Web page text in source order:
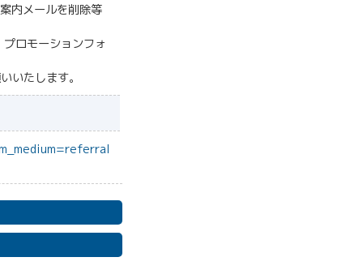
内メールを削除等
ロモーションフォ
いたします。